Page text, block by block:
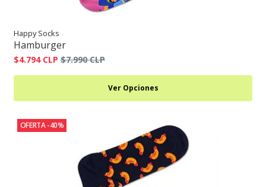
Happy Socks
Hamburger
$4.794 CLP $7.990 CLP
Ver Opciones
OFERTA -40%